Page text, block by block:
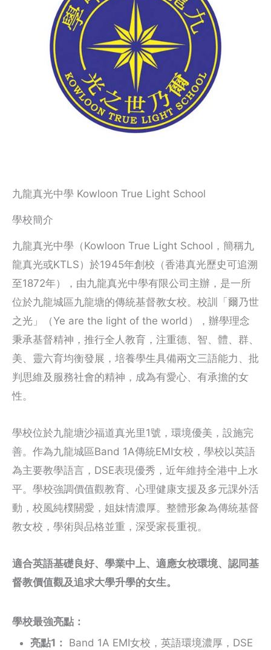
九龍真光中學 Kowloon True Light School
學校簡介
九龍真光中學（Kowloon True Light School，簡稱九
龍真光或KTLS）於1945年創校（香港真光歷史可追溯
至1872年），由九龍真光中學有限公司主辦，是一所
位於九龍城區九龍塘的傳統基督教女校。校訓「爾乃世
之光」（Ye are the light of the world），辦學理念
秉承基督精神，推行全人教育，注重德、智、體、群、
美、靈六育均衡發展，培養學生具備兩文三語能力、批
判思維及服務社會的精神，成為有愛心、有承擔的女
性。
學校位於九龍塘沙福道真光里1號，環境優美，設施完
善。作為九龍城區Band 1A傳統EMI女校，學校以英語
為主要教學語言，DSE表現優秀，近年維持全港中上水
平。學校強調價值觀教育、心理健康支援及多元課外活
動，校風純樸關愛，姐妹情濃厚。整體形象為傳統基督
教女校，學術與品格並重，深受家長重視。
適合英語基礎良好、學業中上、適應女校環境、認同基
督教價值觀及追求大學升學的女生。
學校最強亮點：
亮點1：
Band 1A EMI女校，英語環境濃厚，DSE